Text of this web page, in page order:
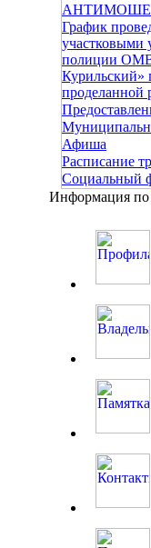
График
участковыми
полиции
Курильский»
проделанной
Афиша
Расписание
Социальный
Информация по